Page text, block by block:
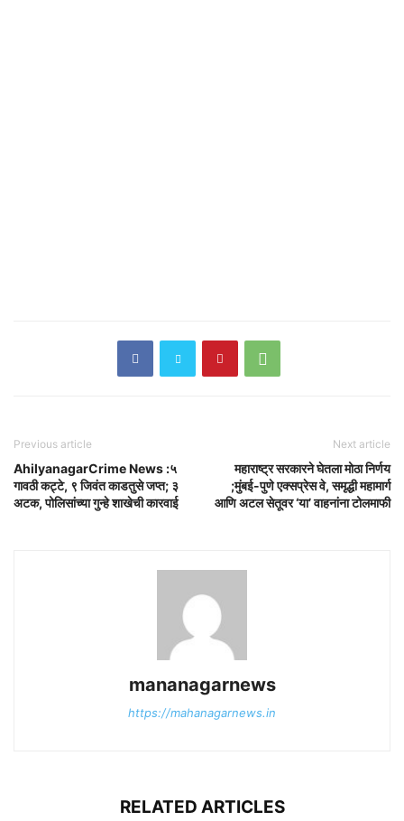
Previous article
AhilyanagarCrime News :५
गावठी कट्टे, ९ जिवंत काडतुसे जप्त; ३
अटक, पोलिसांच्या गुन्हे शाखेची कारवाई
Next article
महाराष्ट्र सरकारने घेतला मोठा निर्णय
;मुंबई-पुणे एक्सप्रेस वे, समृद्धी महामार्ग
आणि अटल सेतूवर ‘या’ वाहनांना टोलमाफी
mananagarnews
https://mahanagarnews.in
RELATED ARTICLES